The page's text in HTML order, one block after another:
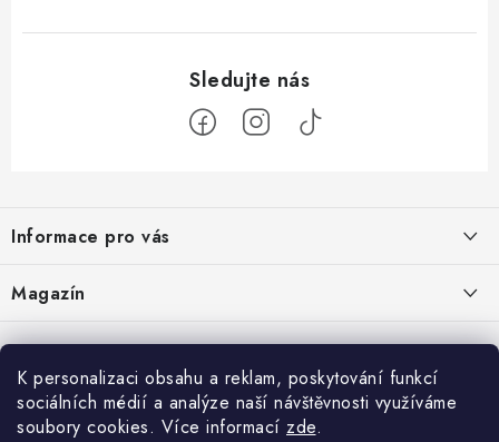
K personalizaci obsahu a reklam, poskytování funkcí
sociálních médií a analýze naší návštěvnosti využíváme
soubory cookies. Více informací zde.
p
a
í
Informace pro vás
Velkoobchod
Reklamace a vrácení zboží
Magazín
Kombucha – osvěžující nápoj pro zdravé zažívání
Konjak: Rostlina, která dala hubnutí a zdravému životnímu stylu nový
Nákupní košík